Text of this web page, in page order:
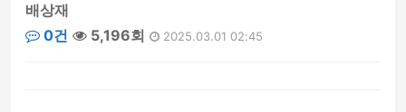
배상재
0건
5,196회 2025.03.01 02:45